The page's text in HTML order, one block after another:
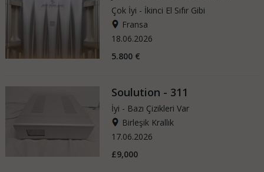
Çok İyi - İkinci El Sıfır Gibi
Fransa
18.06.2026
5.800 €
Soulution - 311
İyi - Bazı Çizikleri Var
Birleşik Krallık
17.06.2026
£9,000